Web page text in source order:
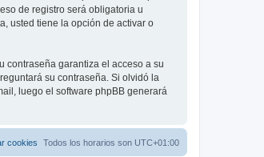
de registro será obligatoria u
usted tiene la opción de activar o
contraseña garantiza el acceso a su
su contraseña. Si olvidó la
luego el software phpBB generará
Todos los horarios son UTC+01:00
cookies